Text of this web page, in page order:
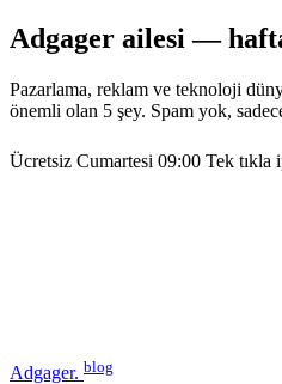
Adgager ailesi —
Pazarlama, reklam ve teknoloji
önemli olan 5 şey. Spam yok,
Ücretsiz Cumartesi 09:00 Tek tıkla
Adgager. blog